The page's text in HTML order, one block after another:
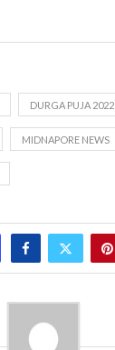
DURGA PUJA 2022
MIDNAPORE NEWS